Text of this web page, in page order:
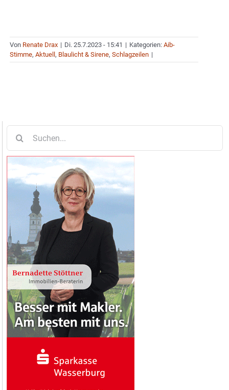
Von Renate Drax | Di. 25.7.2023 - 15:41 | Kategorien: Aib-
Stimme, Aktuell , Blaulicht & Sirene, Schlagzeilen |
nach: